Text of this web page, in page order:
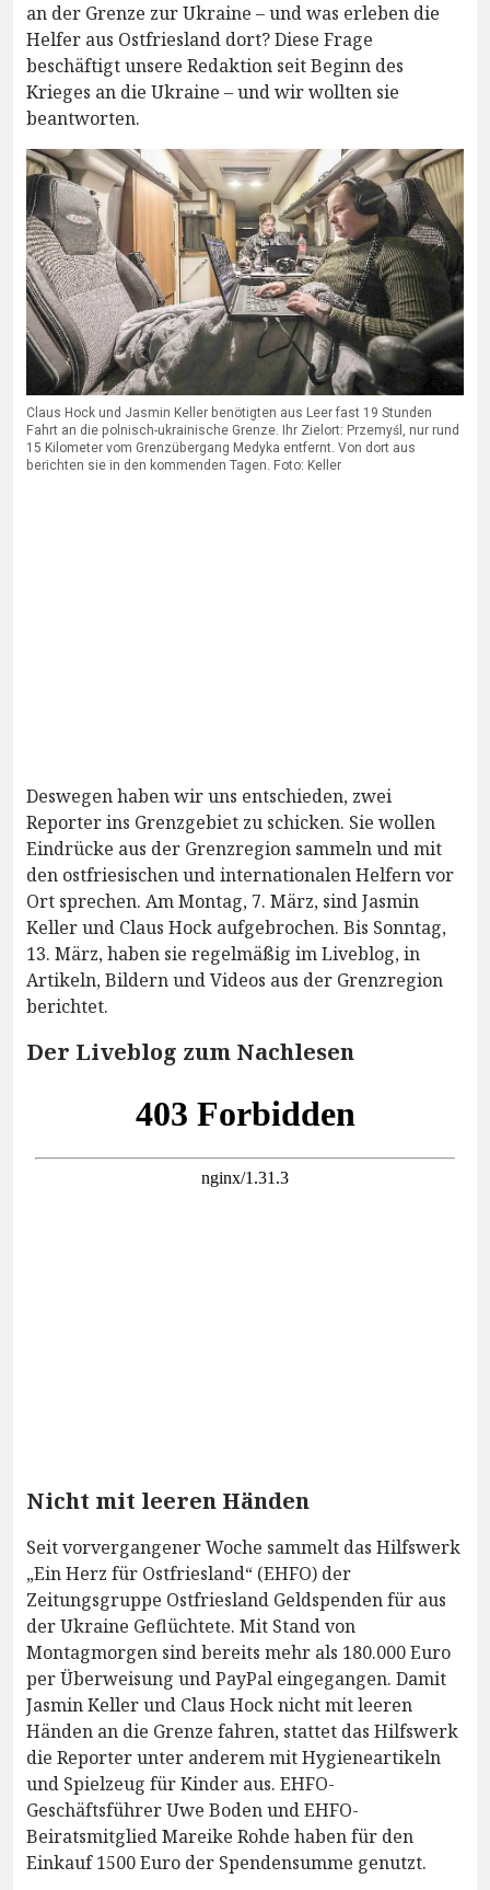
an der Grenze zur Ukraine – und was erleben die
Helfer aus Ostfriesland dort? Diese Frage
beschäftigt unsere Redaktion seit Beginn des
Krieges an die Ukraine – und wir wollten sie
beantworten.
Claus Hock und Jasmin Keller benötigten aus Leer fast 19 Stunden
Fahrt an die polnisch-ukrainische Grenze. Ihr Zielort: Przemyśl, nur rund
15 Kilometer vom Grenzübergang Medyka entfernt. Von dort aus
berichten sie in den kommenden Tagen. Foto: Keller
Deswegen haben wir uns entschieden, zwei
Reporter ins Grenzgebiet zu schicken. Sie wollen
Eindrücke aus der Grenzregion sammeln und mit
den ostfriesischen und internationalen Helfern vor
Ort sprechen. Am Montag, 7. März, sind Jasmin
Keller und Claus Hock aufgebrochen. Bis Sonntag,
13. März, haben sie regelmäßig im Liveblog, in
Artikeln, Bildern und Videos aus der Grenzregion
berichtet.
Der Liveblog zum Nachlesen
Nicht mit leeren Händen
Seit vorvergangener Woche sammelt das Hilfswerk
„Ein Herz für Ostfriesland“ (EHFO) der
Zeitungsgruppe Ostfriesland Geldspenden für aus
der Ukraine Geflüchtete. Mit Stand von
Montagmorgen sind bereits mehr als 180.000 Euro
per Überweisung und PayPal eingegangen. Damit
Jasmin Keller und Claus Hock nicht mit leeren
Händen an die Grenze fahren, stattet das Hilfswerk
die Reporter unter anderem mit Hygieneartikeln
und Spielzeug für Kinder aus. EHFO-
Geschäftsführer Uwe Boden und EHFO-
Beiratsmitglied Mareike Rohde haben für den
Einkauf 1500 Euro der Spendensumme genutzt.